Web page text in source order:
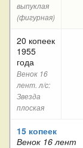
выпуклая
(фигурная)
20 копеек
1955
года
Венок 16
лент. л/c:
Звезда
плоская
15 копеек
Венок 16 лент